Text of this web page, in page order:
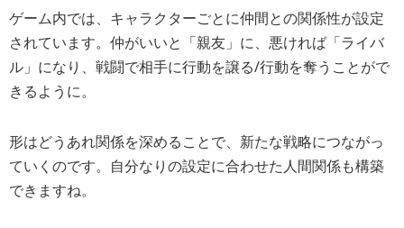
ゲーム内では、キャラクターごとに仲間との関係性が設定
されています。仲がいいと「親友」に、悪ければ「ライバ
ル」になり、戦闘で相手に行動を譲る/行動を奪うことがで
きるように。
形はどうあれ関係を深めることで、新たな戦略につながっ
ていくのです。自分なりの設定に合わせた人間関係も構築
できますね。